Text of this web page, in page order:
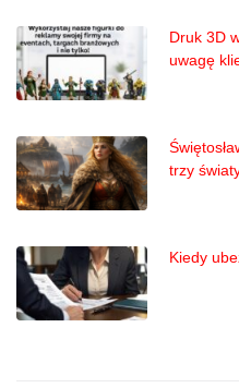
Druk 3D
uwagę
trzy
Kiedy